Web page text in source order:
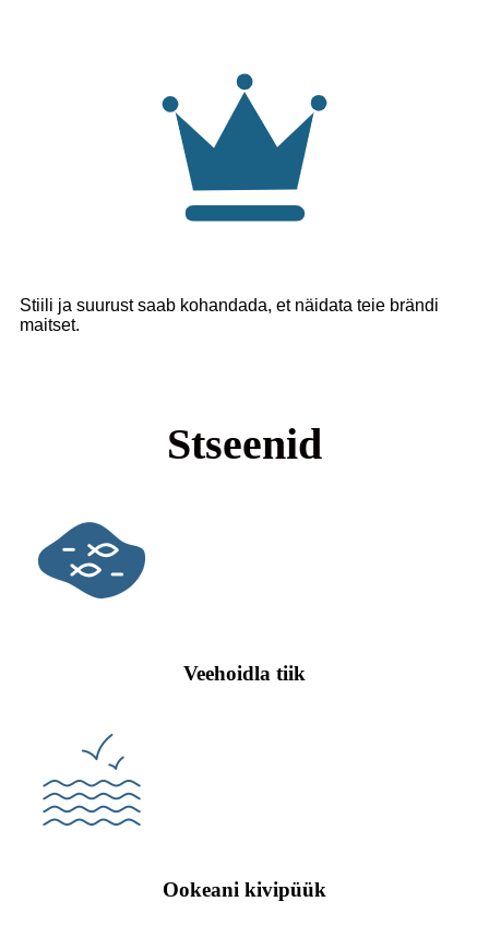
Stiili ja suurust saab kohandada, et näidata teie brändi
maitset.
Stseenid
Veehoidla tiik
Ookeani kivipüük